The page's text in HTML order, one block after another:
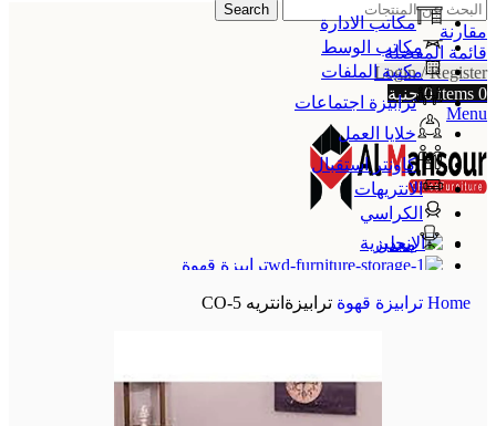
Search
مقارنة
قائمة المفضلة
Login / Register
0
items
0 جنية
Menu
مكاتب الادارة
مكاتب الوسط
مكتبة الملفات
ترابيزة اجتماعات
خلايا العمل
كاونتر استقبال
الانتريهات
الكراسي
معدن
ترابيزة قهوة
Home ترابيزة قهوة ترابيزةانتريه CO-5